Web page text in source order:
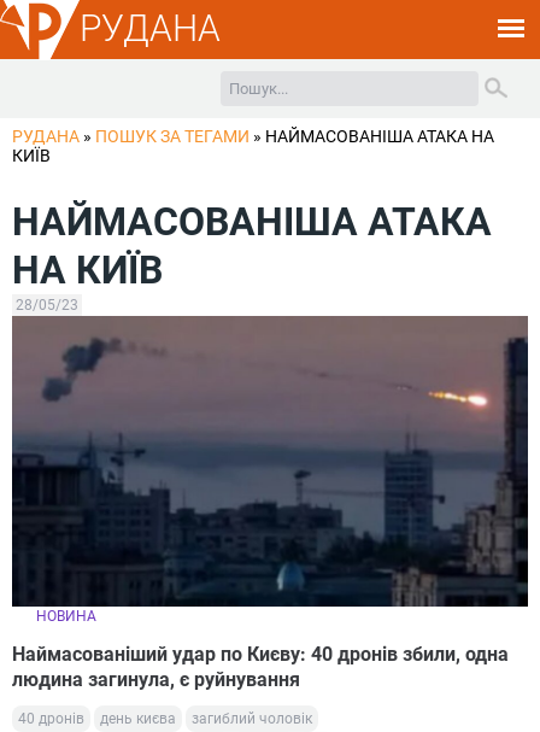
РУДАНА
РУДАНА » ПОШУК ЗА ТЕГАМИ » НАЙМАСОВАНІША АТАКА НА
КИЇВ
НАЙМАСОВАНІША АТАКА
НА КИЇВ
28/05/23
НОВИНА
Наймасованіший удар по Києву: 40 дронів збили, одна
людина загинула, є руйнування
40 дронів день києва
загиблий чоловік